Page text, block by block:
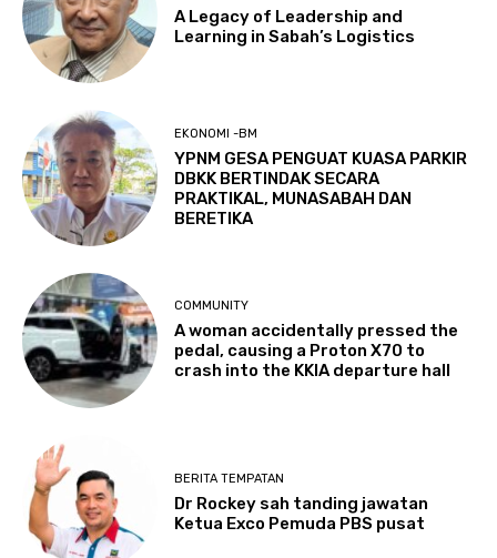
A Legacy of Leadership and
Learning in Sabah’s Logistics
EKONOMI -BM
YPNM GESA PENGUAT KUASA PARKIR
DBKK BERTINDAK SECARA
PRAKTIKAL, MUNASABAH DAN
BERETIKA
COMMUNITY
A woman accidentally pressed the
pedal, causing a Proton X70 to
crash into the KKIA departure hall
BERITA TEMPATAN
Dr Rockey sah tanding jawatan
Ketua Exco Pemuda PBS pusat